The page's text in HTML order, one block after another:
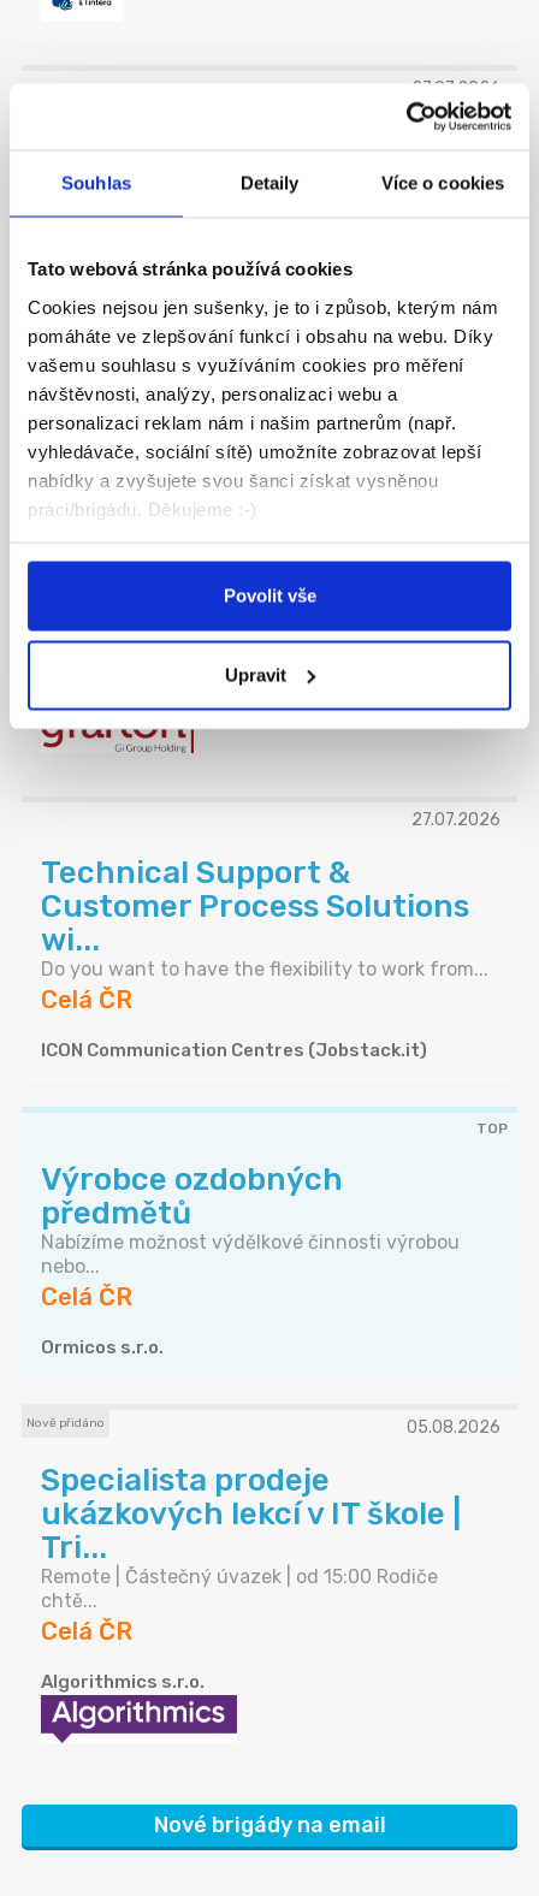
Souhlas Detaily Více o cookies
Tato webová stránka používá cookies
Cookies nejsou jen sušenky, je to i způsob, kterým nám
pomáháte ve zlepšování funkcí i obsahu na webu. Díky
vašemu souhlasu s využíváním cookies pro měření
návštěvnosti, analýzy, personalizaci webu a
personalizaci reklam nám i našim partnerům (např.
vyhledávače, sociální sítě) umožníte zobrazovat lepší
nabídky a zvyšujete svou šanci získat vysněnou
práci/brigádu. Děkujeme :-)
Povolit vše
Upravit
27.07.2026
NÁKUPČÍ | AŽ 70 000 KČ |
PÍSEK
domluv...
Grafton Recruitment s.r.o.
SEŘIZOVAČ, PLASTAŘINA |
PÍSEK | NÁBOROVÝ PŘÍSPĚVEK
Hledáme nové kolegy na pozice SEŘIZOVAČ
Celá ČR
Grafton Recruitment s.r.o.
27.07.2026
Technical Support &
Customer Process Solutions
wi...
Do you want to have the flexibility to work from...
Celá ČR
ICON Communication Centres (Jobstack.it)
TOP
Výrobce ozdobných
předmětů
Nabízíme možnost výdělkové činnosti výrobou
nebo...
Celá ČR
Ormicos s.r.o.
Nově přidáno 05.08.2026
Specialista prodeje
ukázkových lekcí v IT škole |
Tri...
Remote | Částečný úvazek | od 15:00 Rodiče
chtě...
Celá ČR
Algorithmics s.r.o.
Nové brigády na email